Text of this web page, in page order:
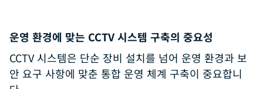
운영 환경에 맞는 CCTV 시스템 구축의 중요성
CCTV 시스템은 단순 장비 설치를 넘어 운영 환경과 보
안 요구 사항에 맞춘 통합 운영 체계 구축이 중요합니